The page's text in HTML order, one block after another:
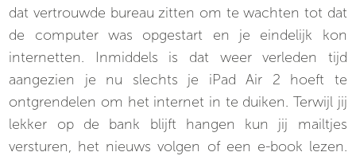
dat vertrouwde bureau zitten om te wachten tot dat
de computer was opgestart en je eindelijk kon
internetten. Inmiddels is dat weer verleden tijd
aangezien je nu slechts je iPad Air 2 hoeft te
ontgrendelen om het internet in te duiken. Terwijl jij
lekker op de bank blijft hangen kun jij mailtjes
versturen, het nieuws volgen of een e-book lezen.